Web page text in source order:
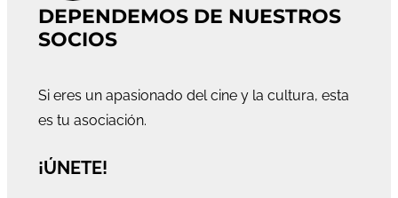
DEPENDEMOS DE NUESTROS
SOCIOS
Si eres un apasionado del cine y la cultura, esta
es tu asociación.
¡ÚNETE!